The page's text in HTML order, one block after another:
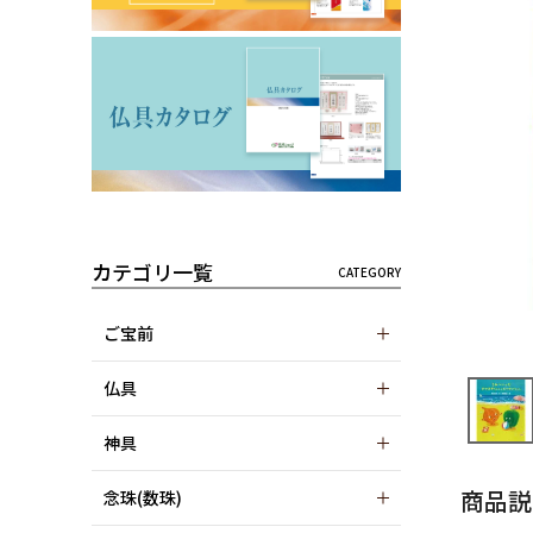
カテゴリ一覧
ご宝前
仏具
神具
念珠(数珠) 商品